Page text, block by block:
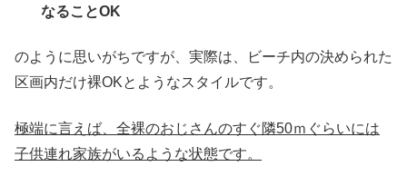
なることOK
のように思いがちですが、実際は、ビーチ内の決められた
区画内だけ裸OKとようなスタイルです。
極端に言えば、全裸のおじさんのすぐ隣50ｍぐらいには
子供連れ家族がいるような状態です。